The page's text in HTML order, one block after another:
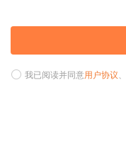
我已阅读并同意用户协议、